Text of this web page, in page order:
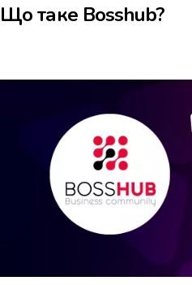
Що таке Bosshub?